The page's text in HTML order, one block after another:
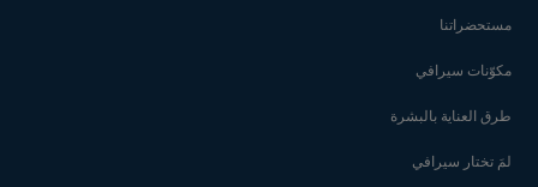
مستحضراتنا
مكوّنات سيرافي
طرق العناية بالبشرة
لمَ تختار سيرافي